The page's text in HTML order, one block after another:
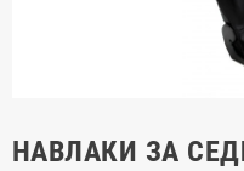
НАВЛАКИ ЗА